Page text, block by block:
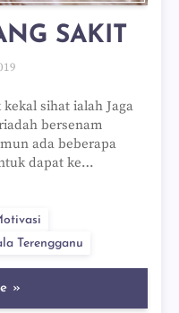
SAKIT
sihat ialah Jaga
bersenam
ada beberapa
dapat ke…
Terengganu
»